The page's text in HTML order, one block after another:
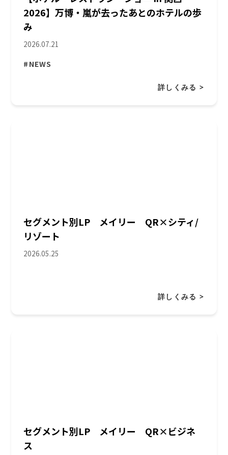
2026】万博・嵐が去ったあとのホテルの歩
み
2026.07.21
#NEWS
詳しくみる >
セグメント別LP メイリー QR×シティ/
リゾート
2026.05.25
詳しくみる >
セグメント別LP メイリー QR×ビジネ
ス